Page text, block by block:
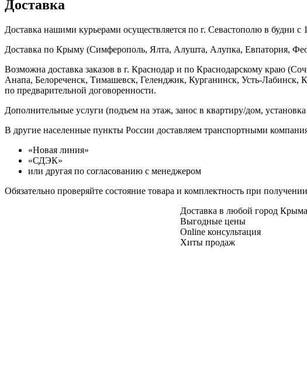
Доставка
Доставка нашими курьерами осуществляется по г. Севастополю в будни с
Доставка по Крыму (Симферополь, Ялта, Алушта, Алупка, Евпатория,
Возможна доставка заказов в г. Краснодар и по Краснодарскому краю
Анапа, Белореченск, Тимашевск, Геленджик, Курганинск, Усть-
по предварительной договоренности.
Дополнительные услуги (подъем на этаж, занос в квартиру/дом,
В другие населенные пункты России доставляем транспортными
«Новая линия»
«СДЭК»
или другая по согласованию с менеджером
Обязательно проверяйте состояние товара и комплектность при
Доставка в любой город Крыма
Выгодные цены
Online консультация
Хиты продаж